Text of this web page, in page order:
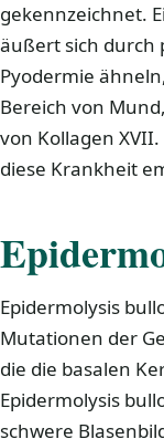
gekennzeichnet.
äußert sich durch
Pyodermie
Bereich von
von Kollagen
diese Krankheit
Epidermolysis
Mutationen der
die die basalen
Epidermolysis
schwere